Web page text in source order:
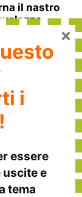
il nastro
i
essere
uscitee
tema
×